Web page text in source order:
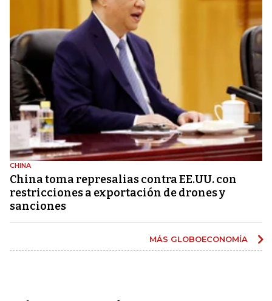
CHINA
China toma represalias contra EE.UU. con
restricciones a exportación de drones y
sanciones
MÁS GLOBOECONOMÍA